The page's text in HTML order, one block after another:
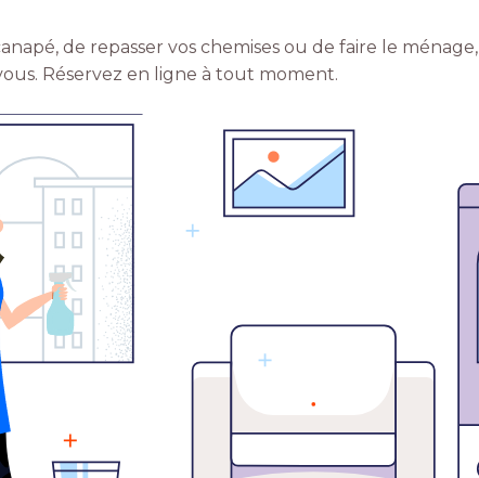
de repasser vos chemises ou de faire le ménage,
Réservez en ligne à tout moment.